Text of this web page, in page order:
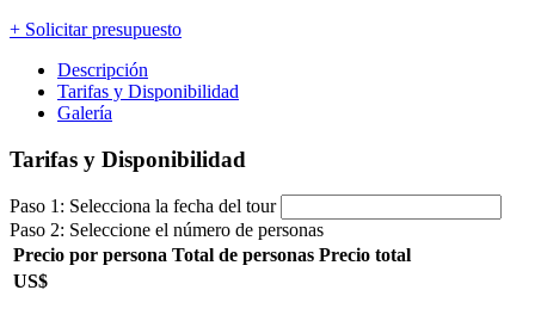
+ Solicitar presupuesto
Descripción
Tarifas y Disponibilidad
Galería
Tarifas y Disponibilidad
Paso 1: Selecciona la fecha del tour
Paso 2: Seleccione el número de personas
Precio por persona Total de personas Precio total
US$